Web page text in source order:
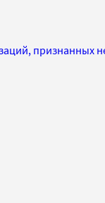
признанных